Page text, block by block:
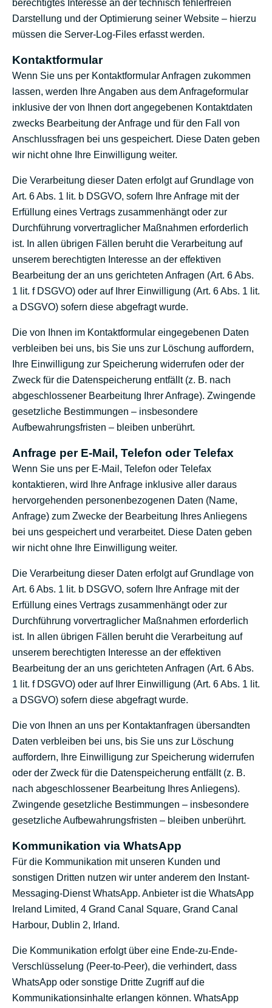
berechtigtes Interesse an der technisch fehlerfreien
Darstellung und der Optimierung seiner Website – hierzu
müssen die Server-Log-Files erfasst werden.
Kontaktformular
Wenn Sie uns per Kontaktformular Anfragen zukommen
lassen, werden Ihre Angaben aus dem Anfrageformular
inklusive der von Ihnen dort angegebenen Kontaktdaten
zwecks Bearbeitung der Anfrage und für den Fall von
Anschlussfragen bei uns gespeichert. Diese Daten geben
wir nicht ohne Ihre Einwilligung weiter.
Die Verarbeitung dieser Daten erfolgt auf Grundlage von
Art. 6 Abs. 1 lit. b DSGVO, sofern Ihre Anfrage mit der
Erfüllung eines Vertrags zusammenhängt oder zur
Durchführung vorvertraglicher Maßnahmen erforderlich
ist. In allen übrigen Fällen beruht die Verarbeitung auf
unserem berechtigten Interesse an der effektiven
Bearbeitung der an uns gerichteten Anfragen (Art. 6 Abs.
1 lit. f DSGVO) oder auf Ihrer Einwilligung (Art. 6 Abs. 1 lit.
a DSGVO) sofern diese abgefragt wurde.
Die von Ihnen im Kontaktformular eingegebenen Daten
verbleiben bei uns, bis Sie uns zur Löschung auffordern,
Ihre Einwilligung zur Speicherung widerrufen oder der
Zweck für die Datenspeicherung entfällt (z. B. nach
abgeschlossener Bearbeitung Ihrer Anfrage). Zwingende
gesetzliche Bestimmungen – insbesondere
Aufbewahrungsfristen – bleiben unberührt.
Anfrage per E-Mail, Telefon oder Telefax
Wenn Sie uns per E-Mail, Telefon oder Telefax
kontaktieren, wird Ihre Anfrage inklusive aller daraus
hervorgehenden personenbezogenen Daten (Name,
Anfrage) zum Zwecke der Bearbeitung Ihres Anliegens
bei uns gespeichert und verarbeitet. Diese Daten geben
wir nicht ohne Ihre Einwilligung weiter.
Die Verarbeitung dieser Daten erfolgt auf Grundlage von
Art. 6 Abs. 1 lit. b DSGVO, sofern Ihre Anfrage mit der
Erfüllung eines Vertrags zusammenhängt oder zur
Durchführung vorvertraglicher Maßnahmen erforderlich
ist. In allen übrigen Fällen beruht die Verarbeitung auf
unserem berechtigten Interesse an der effektiven
Bearbeitung der an uns gerichteten Anfragen (Art. 6 Abs.
1 lit. f DSGVO) oder auf Ihrer Einwilligung (Art. 6 Abs. 1 lit.
a DSGVO) sofern diese abgefragt wurde.
Die von Ihnen an uns per Kontaktanfragen übersandten
Daten verbleiben bei uns, bis Sie uns zur Löschung
auffordern, Ihre Einwilligung zur Speicherung widerrufen
oder der Zweck für die Datenspeicherung entfällt (z. B.
nach abgeschlossener Bearbeitung Ihres Anliegens).
Zwingende gesetzliche Bestimmungen – insbesondere
gesetzliche Aufbewahrungsfristen – bleiben unberührt.
Kommunikation via WhatsApp
Für die Kommunikation mit unseren Kunden und
sonstigen Dritten nutzen wir unter anderem den Instant-
Messaging-Dienst WhatsApp. Anbieter ist die WhatsApp
Ireland Limited, 4 Grand Canal Square, Grand Canal
Harbour, Dublin 2, Irland.
Die Kommunikation erfolgt über eine Ende-zu-Ende-
Verschlüsselung (Peer-to-Peer), die verhindert, dass
WhatsApp oder sonstige Dritte Zugriff auf die
Kommunikationsinhalte erlangen können. WhatsApp